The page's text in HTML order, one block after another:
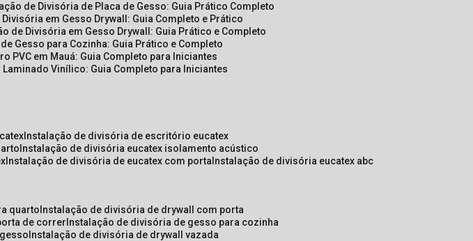
de Divisória de Placa de Gesso: Guia Prático Completo
Divisória em Gesso Drywall: Guia Completo e Prático
de Divisória em Gesso Drywall: Guia Prático e Completo
Gesso para Cozinha: Guia Prático e Completo
PVC em Mauá: Guia Completo para Iniciantes
Laminado Vinílico: Guia Completo para Iniciantes
instalação de divisória de escritório eucatex
instalação de divisória eucatex isolamento acústico
instalação de divisória de eucatex com porta instalação de divisória eucatex abc
quarto instalação de divisória de drywall com porta
de correr instalação de divisória de gesso para cozinha
instalação de divisória de drywall vazada